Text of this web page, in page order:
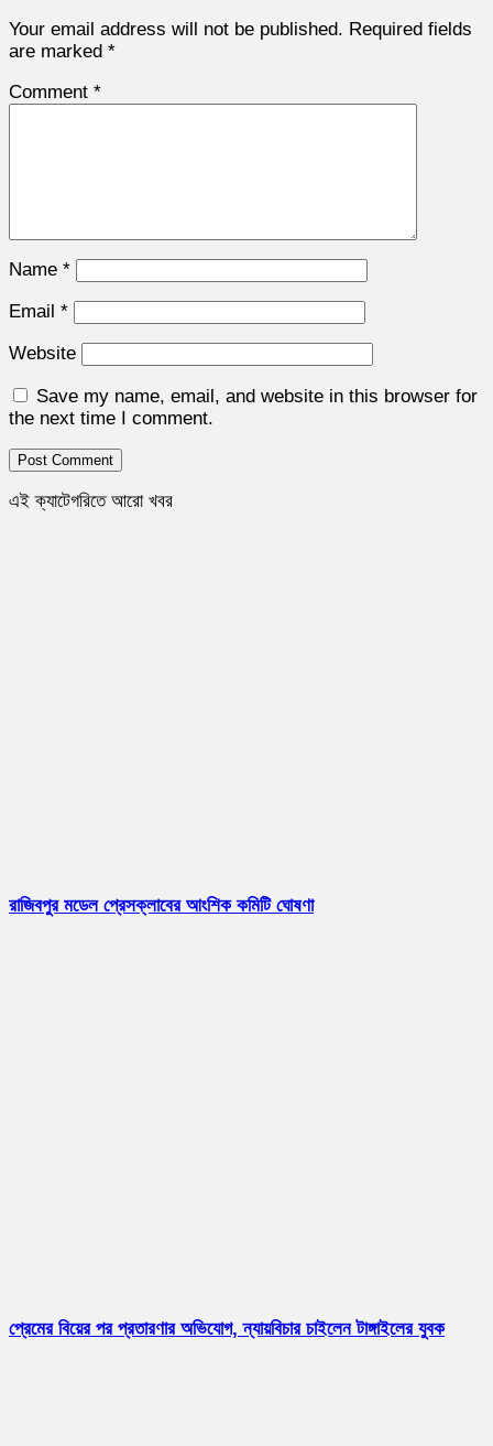
Your email address will not be published. Required fields
are marked *
Comment *
Name *
Email *
Website
Save my name, email, and website in this browser for
the next time I comment.
এই ক্যাটেগরিতে আরো খবর
রাজিবপুর মডেল প্রেসক্লাবের আংশিক কমিটি ঘোষণা
প্রেমের বিয়ের পর প্রতারণার অভিযোগ, ন্যায়বিচার চাইলেন টাঙ্গাইলের যুবক